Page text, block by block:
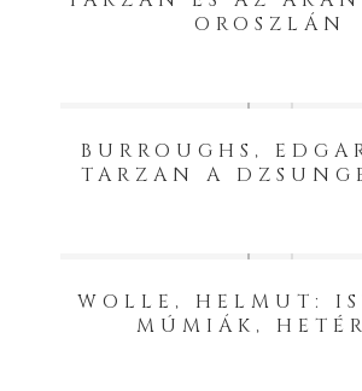
OROSZLÁN
BURROUGHS,
TARZAN A
WOLLE, HELMUT:
MÚMIÁK,